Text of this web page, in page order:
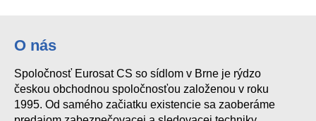
O nás
Spoločnosť Eurosat CS so sídlom v Brne je rýdzo
českou obchodnou spoločnosťou založenou v roku
1995. Od samého začiatku existencie sa zaoberáme